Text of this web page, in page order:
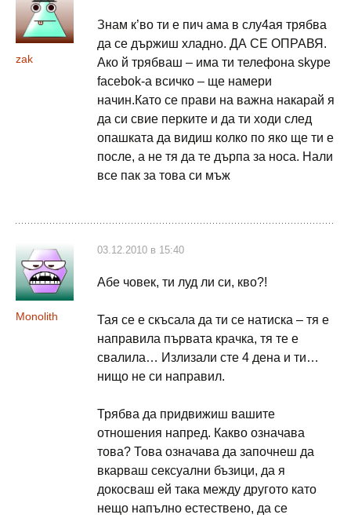
zak
Знам к’во ти е пич ама в слу4ая трябва
да се държиш хладно. ДА СЕ ОПРАВЯ.
Ако й трябваш – има ти телефона skype
facebok-a всичко – ще намери
начин.Като се прави на важна накарай я
да си свие перките и да ти ходи след
опашката да видиш колко по яко ще ти е
после, а не тя да те дърпа за носа. Нали
все пак за това си мъж
Monolith
03.12.2010 в 15:40
Абе човек, ти луд ли си, кво?!
Тая се е скъсала да ти се натиска – тя е
направила първата крачка, тя те е
свалила… Излизали сте 4 дена и ти…
нищо не си направил.
Трябва да придвижиш вашите
отношения напред. Какво означава
това? Това означава да започнеш да
вкарваш сексуални бъзици, да я
докосваш ей така между другото като
нещо напълно естествено, да се